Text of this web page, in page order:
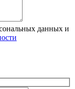
данных и